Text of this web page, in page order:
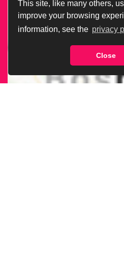
This site, like many others,
improve your browsing
information, see the privacy
Close